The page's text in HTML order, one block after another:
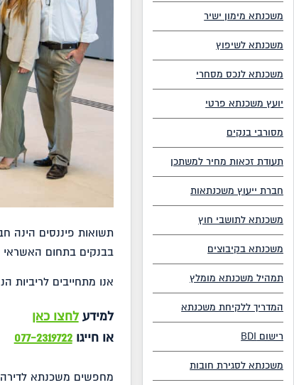
משכנתא מימון ישיר
משכנתא לשיפוץ
משכנתא לנכס מסחרי
יועץ משכנתא פרטי
מסורבי בנקים
תעודת זכאות מחיר למשתכן
חברת ייעוץ משכנתאות
משכנתא לתושבי חוץ
משכנתא בקיבוצים
תמהיל משכנתא מומלץ
המדריך ללקיחת משכנתא
רישום BDI
משכנתא לסגירת חובות
תשואות פיננסים הינה
בבנקים בתחום האשראי
אנו מתחייבים
למידע לחצו כאן
או חייגו077-2319722
מחפשים משכנתא לדירה